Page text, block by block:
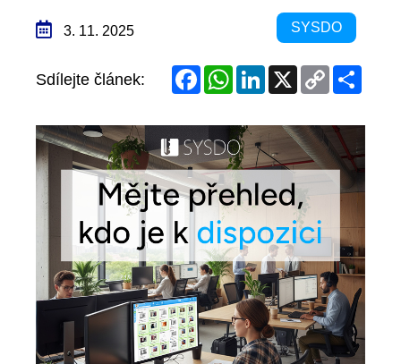
3. 11. 2025 SYSDO
Sdílejte článek: FacebookWhatsAppLinkedIn
Copy
Link